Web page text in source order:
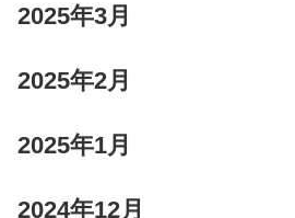
2025年3月
2025年2月
2025年1月
2024年12月